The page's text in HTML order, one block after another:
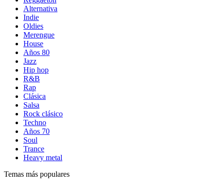
Alternativa
Indie
Oldies
Merengue
House
Años 80
Jazz
Hip hop
R&B
Rap
Clásica
Salsa
Rock clásico
Techno
Años 70
Soul
Trance
Heavy metal
Temas más populares